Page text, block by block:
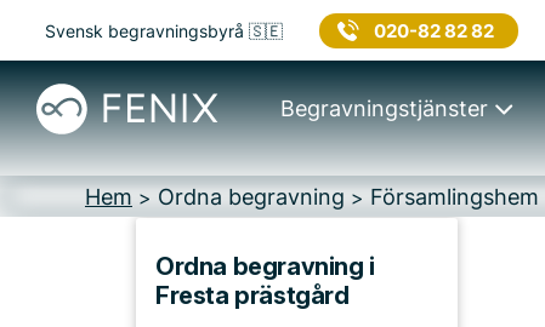
Svensk begravningsbyrå 🇸🇪 020-82 82 82
Begravningstjänster
Hem > Ordna begravning > Församlingshem
Ordna begravning i
Fresta prästgård